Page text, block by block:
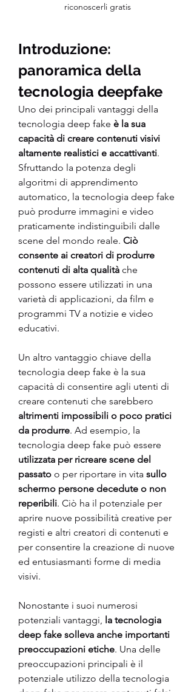
riconoscerli gratis
Introduzione:
panoramica della
tecnologia deepfake
Uno dei principali vantaggi della
tecnologia deep fake è la sua
capacità di creare contenuti visivi
altamente realistici e accattivanti.
Sfruttando la potenza degli
algoritmi di apprendimento
automatico, la tecnologia deep fake
può produrre immagini e video
praticamente indistinguibili dalle
scene del mondo reale. Ciò
consente ai creatori di produrre
contenuti di alta qualità che
possono essere utilizzati in una
varietà di applicazioni, da film e
programmi TV a notizie e video
educativi.
Un altro vantaggio chiave della
tecnologia deep fake è la sua
capacità di consentire agli utenti di
creare contenuti che sarebbero
altrimenti impossibili o poco pratici
da produrre. Ad esempio, la
tecnologia deep fake può essere
utilizzata per ricreare scene del
passato o per riportare in vita sullo
schermo persone decedute o non
reperibili. Ciò ha il potenziale per
aprire nuove possibilità creative per
registi e altri creatori di contenuti e
per consentire la creazione di nuove
ed entusiasmanti forme di media
visivi.
Nonostante i suoi numerosi
potenziali vantaggi, la tecnologia
deep fake solleva anche importanti
preoccupazioni etiche. Una delle
preoccupazioni principali è il
potenziale utilizzo della tecnologia